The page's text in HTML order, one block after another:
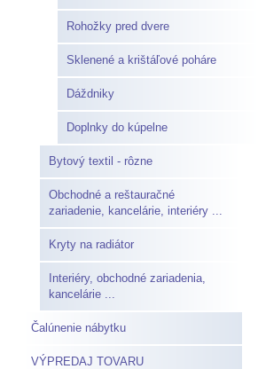
Rohožky pred dvere
Sklenené a krištáľové poháre
Dáždniky
Doplnky do kúpelne
Bytový textil - rôzne
Obchodné a reštauračné
zariadenie, kancelárie, interiéry ...
Kryty na radiátor
Interiéry, obchodné zariadenia,
kancelárie ...
Čalúnenie nábytku
VÝPREDAJ TOVARU